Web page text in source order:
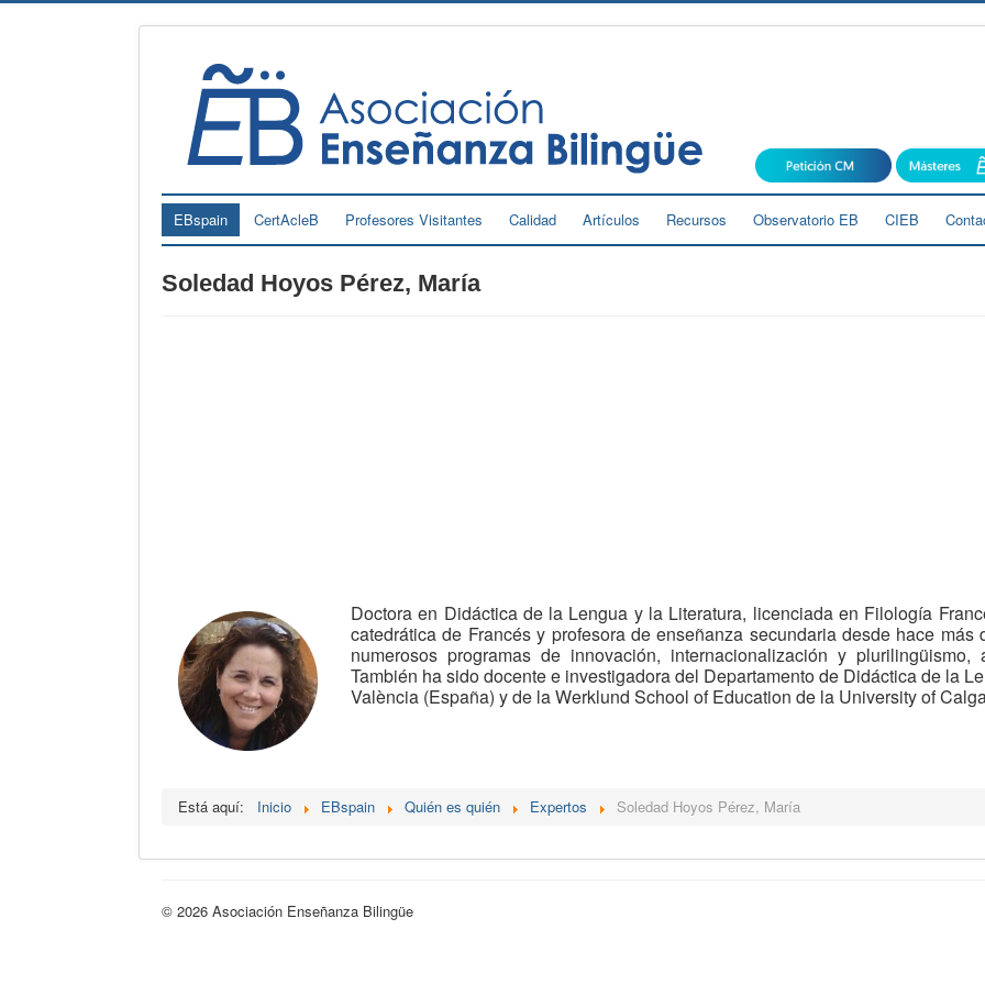
EBspain CertAcleB Profesores Visitantes Calidad Artículos Recursos Observatorio EB CIEB
Soledad Hoyos Pérez, María
Doctora en Didáctica de la Lengua y la Literatura, licenciada en Filología
catedrática de Francés y profesora de enseñanza secundaria desde hace
numerosos programas de innovación, internacionalización y
También ha sido docente e investigadora del Departamento de Didáctica de la
València (España) y de la Werklund School of Education de la University of
Está aquí: Inicio EBspain Quién es quién Expertos Soledad Hoyos Pérez, María
© 2026 Asociación Enseñanza Bilingüe